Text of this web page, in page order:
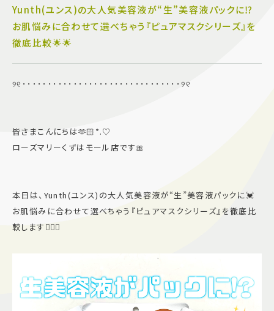
イベント
キッズ＆ベビー
アクセス＆駐車場
サイトマップ
プライバシーポリシー
Yunth(ユンス)の大人気美容液が“生”美容液パックに⁉️
お肌悩みに合わせて選べちゃう『ピュアマスクシリーズ』を
徹底比較🌟🌟
୨୧･･･････････････････････････････୨୧
皆さまこんにちは🫶🏻*.♡
ローズマリーくずはモール店です🎀
本日は、Yunth(ユンス)の大人気美容液が“生”美容液パックに💓
お肌悩みに合わせて選べちゃう『ピュアマスクシリーズ』を徹底比
較します💁🏻‍♀️